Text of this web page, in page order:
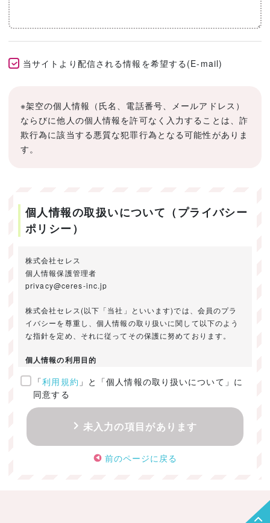
当サイトより配信される情報を希望する(E-mail)
※架空の個人情報（氏名、電話番号、メールアドレス）
ならびに他人の個人情報を許可なく入力することは、詐
欺行為に該当する悪質な犯罪行為となる可能性がありま
す。
個人情報の取扱いについて（プライバシー
ポリシー）
株式会社セレス
個人情報保護管理者
privacy@ceres-inc.jp
株式会社セレス(以下「当社」といいます)では、会員のプラ
イバシーを尊重し、個人情報の取り扱いに関して以下のよう
な指針を定め、それに従ってその保護に努めております。
個人情報の利用目的
ご提供いただきました個人情報は、以下のためにのみ利用い
たします。
・お問い合わせに対する回答及び資料送付のご連絡
・当社のお客様向けサービスの提供
・本人確認
・サービスの開発・改善のための分析
「利用規約 」と「個人情報の取り扱いについて」に
同意する
未入力の項目があります
前のページに戻る